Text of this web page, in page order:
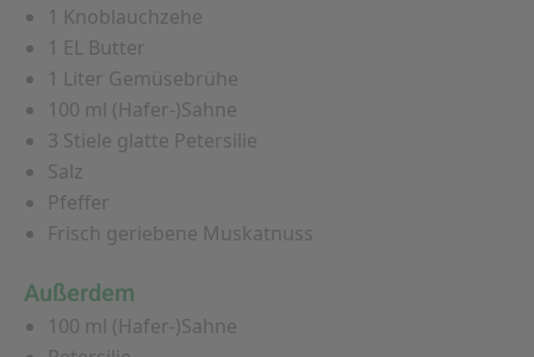
1 Knoblauchzehe
1 EL Butter
1 Liter Gemüsebrühe
100 ml (Hafer-)Sahne
3 Stiele glatte Petersilie
Salz
Pfeffer
Frisch geriebene Muskatnuss
Außerdem
100 ml (Hafer-)Sahne